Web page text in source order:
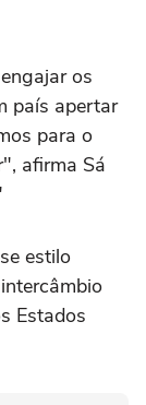
os
país apertar
para o
afirma Sá
estilo
Estados